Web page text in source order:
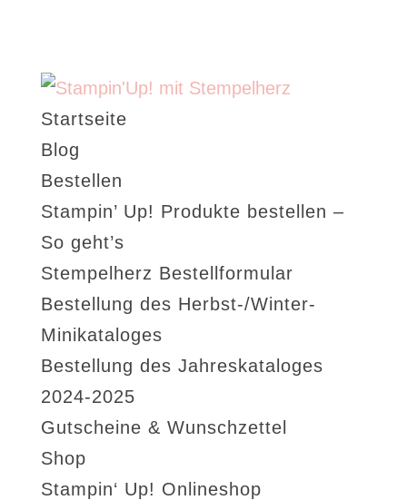
Startseite
Blog
Bestellen
Stampin’ Up! Produkte bestellen –
So geht’s
Stempelherz Bestellformular
Bestellung des Herbst-/Winter-
Minikataloges
Bestellung des Jahreskataloges
2024-2025
Gutscheine & Wunschzettel
Shop
Stampin‘ Up! Onlineshop